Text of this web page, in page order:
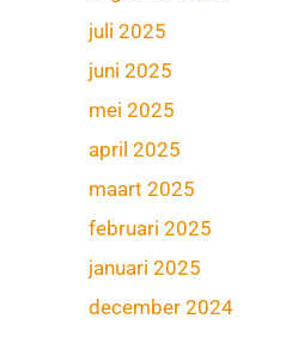
juli 2025
juni 2025
mei 2025
april 2025
maart 2025
februari 2025
januari 2025
december 2024